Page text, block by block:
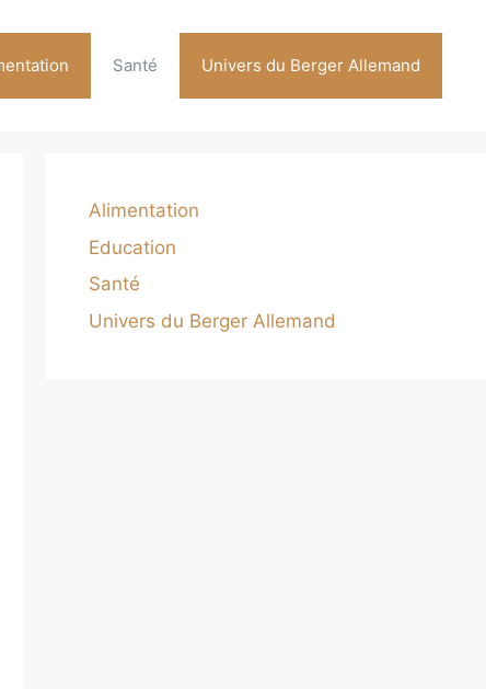
Santé Univers du Berger Allemand
Alimentation
Education
Santé
Univers du Berger Allemand